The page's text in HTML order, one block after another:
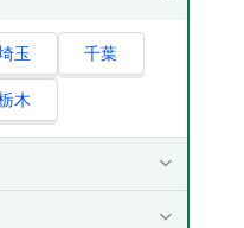
続きや節税に関して
の名義変更について
料相談をしたいとき
争いの解決について
玉 千葉
木